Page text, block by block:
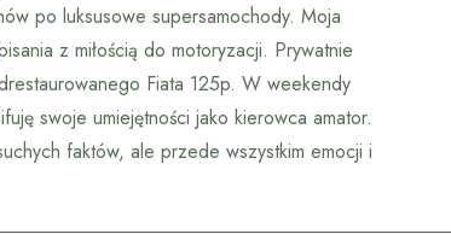
po luksusowe supersamochody. Moja
z miłością do motoryzacji. Prywatnie
Fiata 125p. W weekendy
swoje umiejętności jako kierowca amator.
faktów, ale przede wszystkim emocji i